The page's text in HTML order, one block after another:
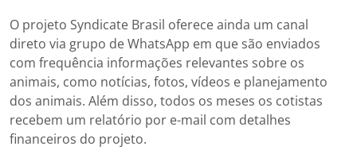
O projeto Syndicate Brasil oferece ainda um canal
direto via grupo de WhatsApp em que são enviados
com frequência informações relevantes sobre os
animais, como notícias, fotos, vídeos e planejamento
dos animais. Além disso, todos os meses os cotistas
recebem um relatório por e-mail com detalhes
financeiros do projeto.